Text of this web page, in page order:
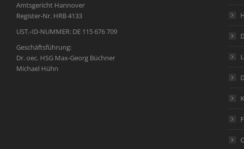
Amtsgericht Hannover
Register-Nr. HRB 4133
UST.-ID-NUMMER: DE 115 676 709
Geschäftsführung:
Dr. oec. HSG Max-Georg Büchner
Michael Hühn